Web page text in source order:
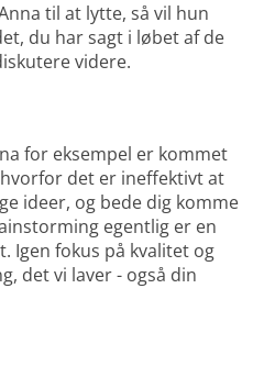
til at lytte, så vil hun
du har sagt i løbet af de
videre.
for eksempel er kommet
det er ineffektivt at
ideer, og bede dig komme
egentlig er en
Igen fokus på kvalitet og
det vi laver - også din